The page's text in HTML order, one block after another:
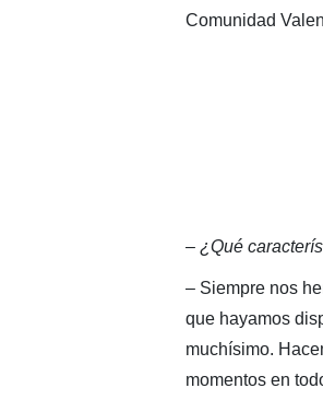
Comunidad
– ¿Qué
– Siempre nos
que hayamos
muchísimo.
momentos en